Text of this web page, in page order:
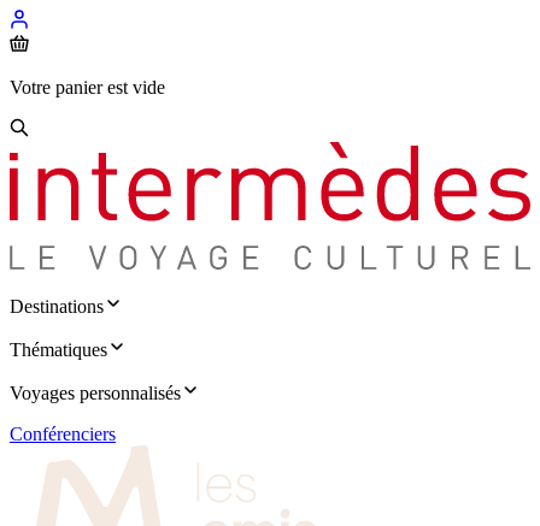
Votre panier est vide
Destinations
Thématiques
Voyages personnalisés
Conférenciers